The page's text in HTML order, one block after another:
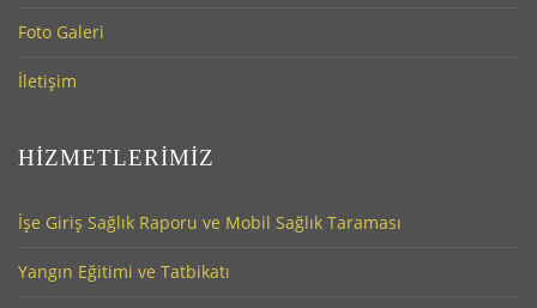
Foto Galeri
İletişim
HIZMETLERIMIZ
İşe Giriş Sağlık Raporu ve Mobil Sağlık Taraması
Yangın Eğitimi ve Tatbikatı